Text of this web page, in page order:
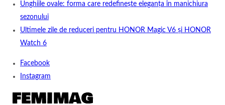
Unghiile ovale: forma care redefinește eleganța în manichiura
sezonului
Ultimele zile de reduceri pentru HONOR Magic V6 și HONOR
Watch 6
Facebook
Instagram